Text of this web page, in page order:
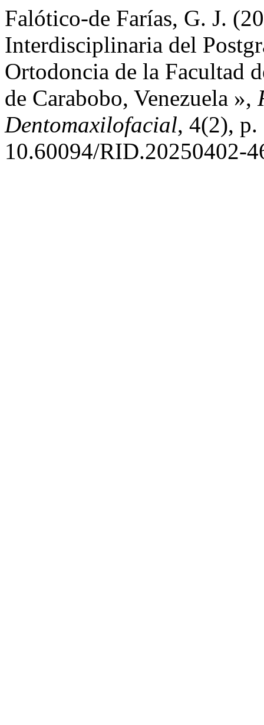
Falótico-de Farías, G. J.
Interdisciplinaria del
Ortodoncia de la Facultad
de Carabobo, Venezuela »,
Dentomaxilofacial, 4(2),
10.60094/RID.20250402-